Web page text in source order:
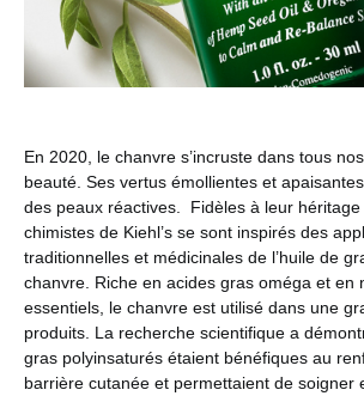
En 2020, le chanvre s’incruste dans tous
beauté. Ses vertus émollientes et
des peaux réactives.
Fidèles à leur
chimistes de Kiehl’s se sont inspirés des
traditionnelles et médicinales de l’huile de
chanvre. Riche en acides gras oméga et en
essentiels, le chanvre est utilisé dans une
produits. La recherche scientifique a
gras polyinsaturés étaient bénéfiques au
barrière cutanée et permettaient de soigner